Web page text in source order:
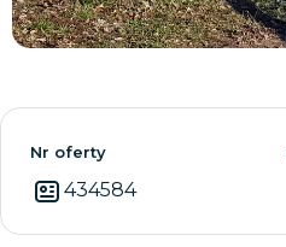
Nr oferty
434584